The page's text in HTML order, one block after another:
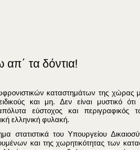
απ΄ τα δόντια!
καταστημάτων της χώρας
και μη. Δεν είναι μυστικό
εύστοχος και
ελληνική φυλακή.
στατιστικά του Υπουργείου
και της χωρητικότητας των